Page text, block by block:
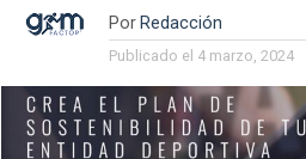
Por Redacción
Publicado el 4 marzo, 2024